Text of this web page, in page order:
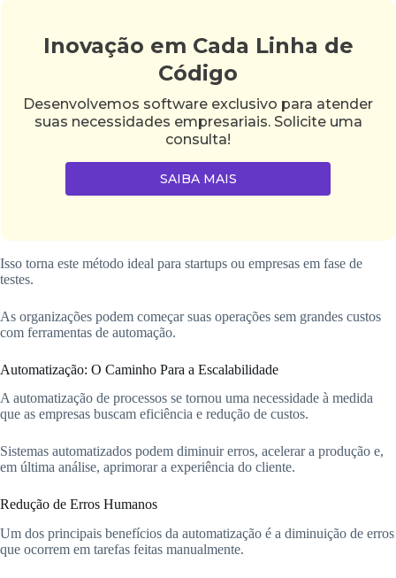
Inovação em Cada Linha de
Código
Desenvolvemos software exclusivo para atender
suas necessidades empresariais. Solicite uma
consulta!
SAIBA MAIS
Isso torna este método ideal para startups ou empresas em fase de
testes.
As organizações podem começar suas operações sem grandes custos
com ferramentas de automação.
Automatização: O Caminho Para a Escalabilidade
A automatização de processos se tornou uma necessidade à medida
que as empresas buscam eficiência e redução de custos.
Sistemas automatizados podem diminuir erros, acelerar a produção e,
em última análise, aprimorar a experiência do cliente.
Redução de Erros Humanos
Um dos principais benefícios da automatização é a diminuição de erros
que ocorrem em tarefas feitas manualmente.